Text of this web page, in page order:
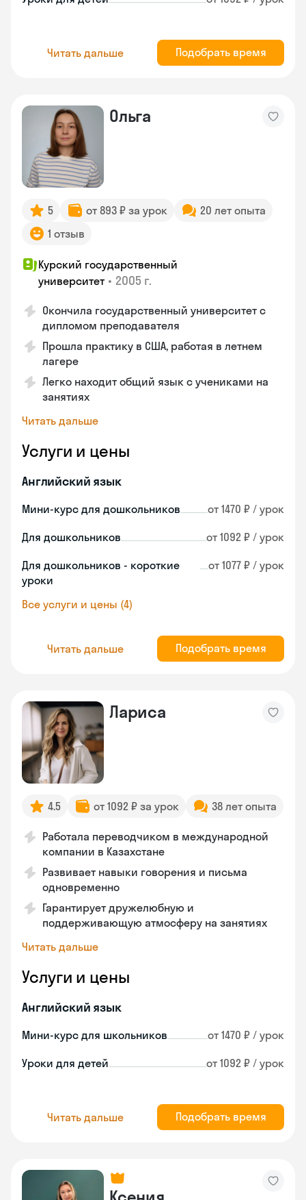
Читать дальше Подобрать время
Ольга
5 от 893 ₽ за урок
20 лет опыта
1 отзыв
Курский государственный
университет • 2005 г.
Окончила государственный университет с
дипломом преподавателя
Прошла практику в США, работая в летнем
лагере
Легко находит общий язык с учениками на
занятиях
Читать дальше
Услуги и цены
Английский язык
Мини-курс для дошкольников от 1470 ₽ / урок
Для дошкольников от 1092 ₽ / урок
Для дошкольников - короткие
уроки
от 1077 ₽ / урок
Все услуги и цены (4)
Читать дальше Подобрать время
Лариса
4.5 от 1092 ₽ за урок 38 лет опыта
Работала переводчиком в международной
компании в Казахстане
Развивает навыки говорения и письма
одновременно
Гарантирует дружелюбную и
поддерживающую атмосферу на занятиях
Читать дальше
Услуги и цены
Английский язык
Мини-курс для школьников от 1470 ₽ / урок
Уроки для детей от 1092 ₽ / урок
Читать дальше Подобрать время